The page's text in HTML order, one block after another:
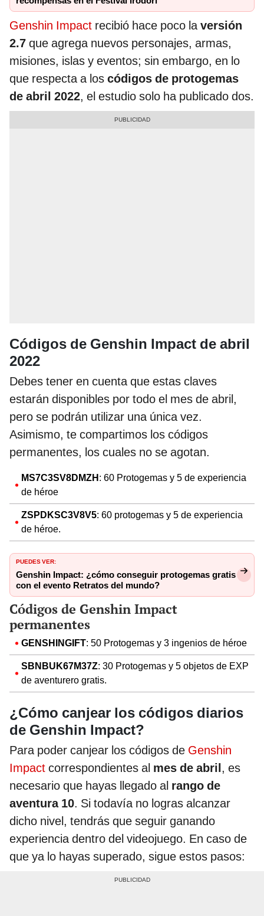
Genshin Impact recibió hace poco laversión
2.7 que agrega nuevos personajes, armas,
misiones, islas y eventos; sin embargo, en lo
que respecta a los códigos de protogemas
de abril 2022, el estudio solo ha publicado dos.
Códigos de Genshin Impact de abril
2022
Debes tener en cuenta que estas claves
estarán disponibles por todo el mes de abril,
pero se podrán utilizar una única vez.
Asimismo, te compartimos los códigos
permanentes, los cuales no se agotan.
MS7C3SV8DMZH: 60 Protogemas y 5 de experiencia
de héroe
ZSPDKSC3V8V5: 60 protogemas y 5 de experiencia
de héroe.
PUEDES VER:
Genshin Impact: ¿cómo conseguir protogemas gratis
con el evento Retratos del mundo?
Códigos de Genshin Impact
permanentes
GENSHINGIFT: 50 Protogemas y 3 ingenios de héroe
SBNBUK67M37Z: 30 Protogemas y 5 objetos de EXP
de aventurero gratis.
¿Cómo canjear los códigos diarios
de Genshin Impact?
Para poder canjear los códigos de Genshin
Impact correspondientes al mes de abril, es
necesario que hayas llegado al rango de
aventura 10. Si todavía no logras alcanzar
dicho nivel, tendrás que seguir ganando
experiencia dentro del videojuego. En caso de
que ya lo hayas superado, sigue estos pasos: